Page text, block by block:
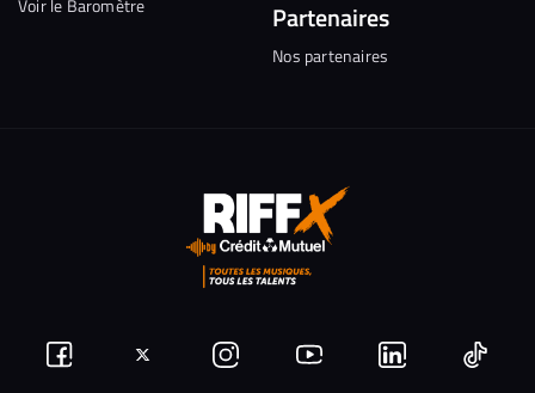
Voir le Baromètre Partenaires
Nos partenaires
Suivez-Suivez-Nous
Nous
Nous
Nous